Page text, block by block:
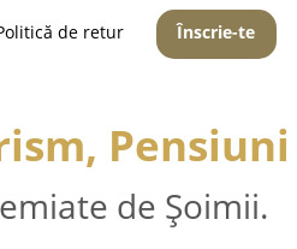
de retur Înscrie-te
de Șoimii.